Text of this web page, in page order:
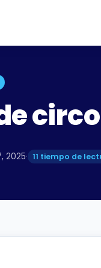
2025· 11 tiempo de